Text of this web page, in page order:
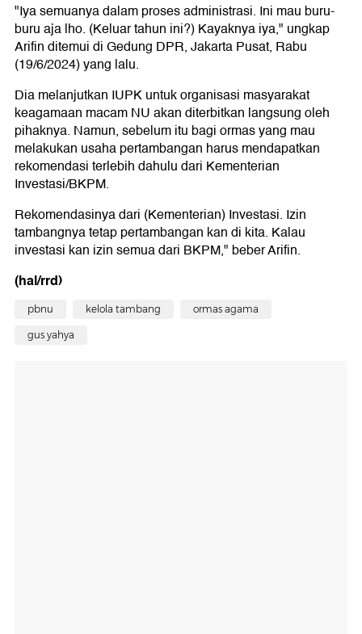
"Iya semuanya dalam proses administrasi. Ini mau buru-
buru aja lho. (Keluar tahun ini?) Kayaknya iya," ungkap
Arifin ditemui di Gedung DPR, Jakarta Pusat, Rabu
(19/6/2024) yang lalu.
Dia melanjutkan IUPK untuk organisasi masyarakat
keagamaan macam NU akan diterbitkan langsung oleh
pihaknya. Namun, sebelum itu bagi ormas yang mau
melakukan usaha pertambangan harus mendapatkan
rekomendasi terlebih dahulu dari Kementerian
Investasi/BKPM.
Rekomendasinya dari (Kementerian) Investasi. Izin
tambangnya tetap pertambangan kan di kita. Kalau
investasi kan izin semua dari BKPM," beber Arifin.
(hal/rrd)
pbnu kelola tambang ormas agama
gus yahya